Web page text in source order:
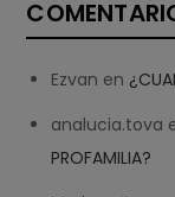
Ezvan en
analucia.tova
PROFAMILIA?